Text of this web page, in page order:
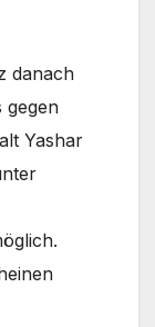
danach
gegen
Yashar